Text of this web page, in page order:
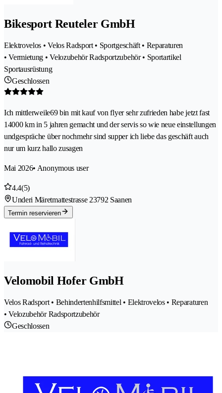
Bikesport Reuteler GmbH
Elektrovelos • Velos Radsport • Sportgeschäft • Reparaturen
• Vermietung • Velozubehör Radsportzubehör • Sportartikel
Sportausrüstung
Geschlossen
Ich mittlerweile69 bin mit kauf von flyer sehr zufrieden habe jetzt fast
14000 km in 5 jahren gemacht und der servis so wie neue einstellungen
undgespräche über nochmehr sind supper ich liebe das geschäft auch
nur um kurz hallo zusagen
Mai 2026• Anonymous user
4.4(5)
Underi Märetmattestrasse 23792 Saanen
Termin reservieren
Velomobil Hofer GmbH
Velos Radsport • Behindertenhilfsmittel • Elektrovelos • Reparaturen
• Velozubehör Radsportzubehör
Geschlossen